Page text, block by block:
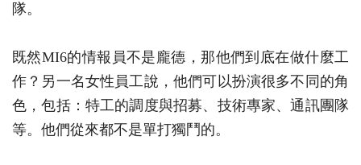
隊。
既然MI6的情報員不是龐德，那他們到底在做什麼工
作？另一名女性員工說，他們可以扮演很多不同的角
色，包括：特工的調度與招募、技術專家、通訊團隊
等。他們從來都不是單打獨鬥的。